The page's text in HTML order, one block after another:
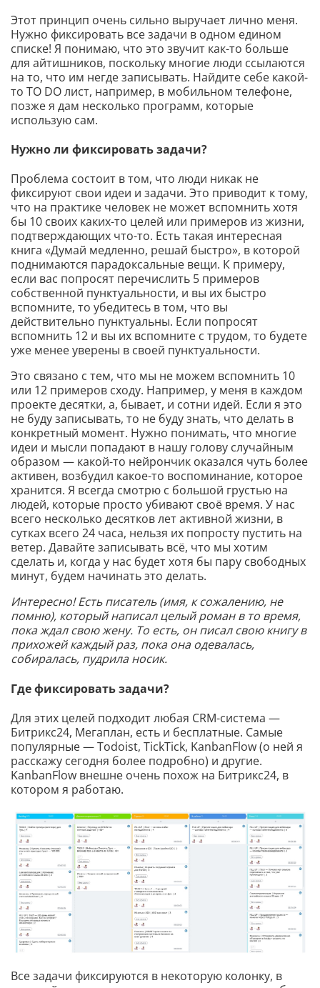
Этот принцип очень сильно выручает лично меня.
Нужно фиксировать все задачи в одном едином
списке! Я понимаю, что это звучит как-то больше
для айтишников, поскольку многие люди ссылаются
на то, что им негде записывать. Найдите себе какой-
то TO DO лист, например, в мобильном телефоне,
позже я дам несколько программ, которые
использую сам.
Нужно ли фиксировать задачи?
Проблема состоит в том, что люди никак не
фиксируют свои идеи и задачи. Это приводит к тому,
что на практике человек не может вспомнить хотя
бы 10 своих каких-то целей или примеров из жизни,
подтверждающих что-то. Есть такая интересная
книга «Думай медленно, решай быстро», в которой
поднимаются парадоксальные вещи. К примеру,
если вас попросят перечислить 5 примеров
собственной пунктуальности, и вы их быстро
вспомните, то убедитесь в том, что вы
действительно пунктуальны. Если попросят
вспомнить 12 и вы их вспомните с трудом, то будете
уже менее уверены в своей пунктуальности.
Это связано с тем, что мы не можем вспомнить 10
или 12 примеров сходу. Например, у меня в каждом
проекте десятки, а, бывает, и сотни идей. Если я это
не буду записывать, то не буду знать, что делать в
конкретный момент. Нужно понимать, что многие
идеи и мысли попадают в нашу голову случайным
образом — какой-то нейрончик оказался чуть более
активен, возбудил какое-то воспоминание, которое
хранится. Я всегда смотрю с большой грустью на
людей, которые просто убивают своё время. У нас
всего несколько десятков лет активной жизни, в
сутках всего 24 часа, нельзя их попросту пустить на
ветер. Давайте записывать всё, что мы хотим
сделать и, когда у нас будет хотя бы пару свободных
минут, будем начинать это делать.
Интересно! Есть писатель (имя, к сожалению, не
помню), который написал целый роман в то время,
пока ждал свою жену. То есть, он писал свою книгу в
прихожей каждый раз, пока она одевалась,
собиралась, пудрила носик.
Где фиксировать задачи?
Для этих целей подходит любая CRM-система —
Битрикс24, Мегаплан, есть и бесплатные. Самые
популярные — Todoist, TickTick, KanbanFlow (о ней я
расскажу сегодня более подробно) и другие.
KanbanFlow внешне очень похож на Битрикс24, в
котором я работаю.
Все задачи фиксируются в некоторую колонку, в